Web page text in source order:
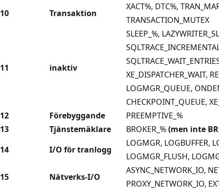
10
Transaktion
XACT%, DTC%,
TRANSACTION_MUTEX
11 inaktiv
SLEEP_%,
XE_DISPATCHER_WAIT,
LOGMGR_QUEUE,
CHECKPOINT_QUEUE,
12
Förebyggande
PREEMPTIVE_%
13
Tjänstemäklare BROKER_%(men inte
14
I/O för tranlogg
LOGMGR, LOGBUFFER,
LOGMGR_FLUSH,
15
Nätverks-I/O
ASYNC_NETWORK_IO,
PROXY_NETWORK_IO,